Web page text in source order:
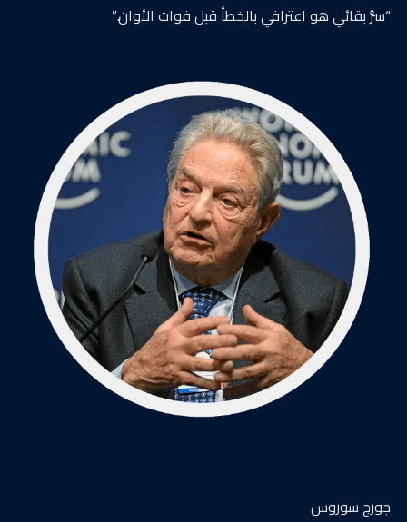
“سرُّ بقائي هو اعترافي بالخطأ قبل فوات الأوان.”
جورج سوروس